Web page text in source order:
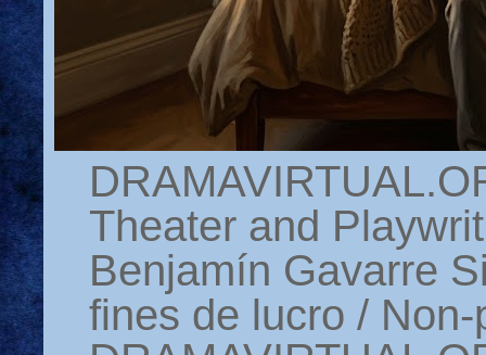
Theater and
Benjamín Gavarre
fines de lucro /